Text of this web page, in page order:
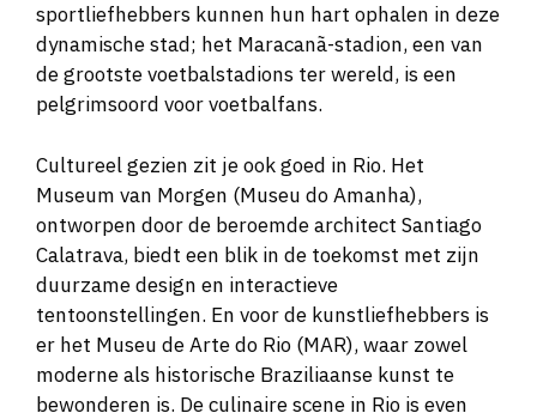
sportliefhebbers kunnen hun hart ophalen in deze
dynamische stad; het Maracanã-stadion, een van
de grootste voetbalstadions ter wereld, is een
pelgrimsoord voor voetbalfans.
Cultureel gezien zit je ook goed in Rio. Het
Museum van Morgen (Museu do Amanha),
ontworpen door de beroemde architect Santiago
Calatrava, biedt een blik in de toekomst met zijn
duurzame design en interactieve
tentoonstellingen. En voor de kunstliefhebbers is
er het Museu de Arte do Rio (MAR), waar zowel
moderne als historische Braziliaanse kunst te
bewonderen is. De culinaire scene in Rio is even